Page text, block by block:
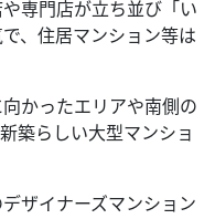
専門店が立ち並び「い
、住居マンション等は
かったエリアや南側の
築らしい大型マンショ
ザイナーズマンション